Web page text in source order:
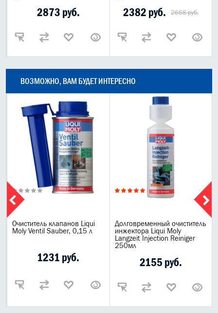
2873 руб. 2382 руб. 2668 руб.
ВОЗМОЖНО, ВАМ БУДЕТ ИНТЕРЕСНО
Очиститель клапанов Liqui
Moly Ventil Sauber, 0,15 л
1231 руб.
Долговременный очиститель
инжектора Liqui Moly
Langzeit Injection Reiniger
250мл
2155 руб.